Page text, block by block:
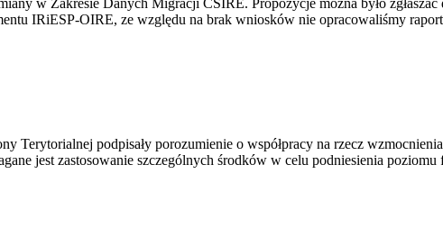
w Zakresie Danych Migracji CSIRE. Propozycje można było
IRiESP-OIRE, ze względu na brak wniosków nie opracowaliśmy
Terytorialnej podpisały porozumienie o współpracy na rzecz
jest zastosowanie szczególnych środków w celu podniesienia